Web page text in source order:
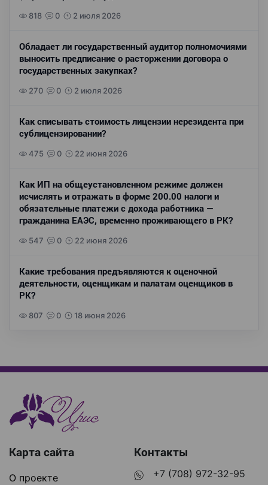
818 0 2 июля 2026
Обладает ли государственный аудитор полномочиями
выносить предписание о расторжении договора о
государственных закупках?
270 0 2 июля 2026
Как списывать стоимость лицензии нерезидента при
сублицензировании?
475 0 22 июня 2026
Как ИП на общеустановленном режиме должен
исчислять и отражать в форме 200.00 налоги и
обязательные платежи с дохода работника —
гражданина ЕАЭС, временно проживающего в РК?
547 0 22 июня 2026
Какие требования предъявляются к оценочной
деятельности, оценщикам и палатам оценщиков в
РК?
807 0 18 июня 2026
Карта сайта
О проекте
Контакты
+7 (708) 972-32-95